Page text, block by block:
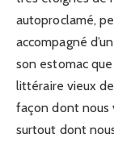
autoproclamé,
accompagné
son estomac
littéraire vieux
façon dont nous
surtout dont